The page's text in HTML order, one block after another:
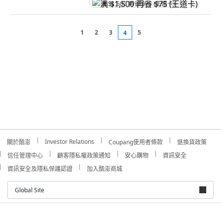
满 $1,500 再省 $75 (王道卡)
1 2 3 4 5
關於酷澎 Investor Relations Coupang使用者條款
退換貨政策
信任管理中心
顧客隱私權政策通知 安心購物
資訊安全
資訊安全及隱私保護認證
加入酷澎商城
Global Site